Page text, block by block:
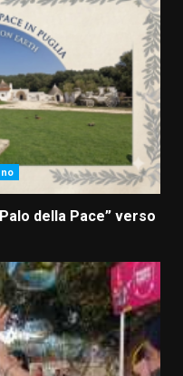
della Pace” verso